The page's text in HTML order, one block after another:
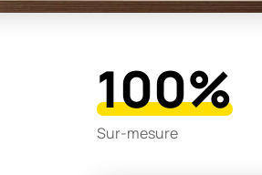
100%
Sur-mesure